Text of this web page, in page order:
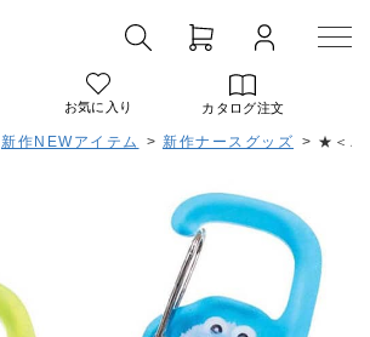
お気に入り カタログ注文
新作NEWアイテム > 新作ナースグッズ > ★＜パ